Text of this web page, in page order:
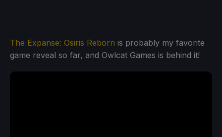
The Expanse: Osiris Reborn is probably my favorite
game reveal so far, and Owlcat Games is behind it!